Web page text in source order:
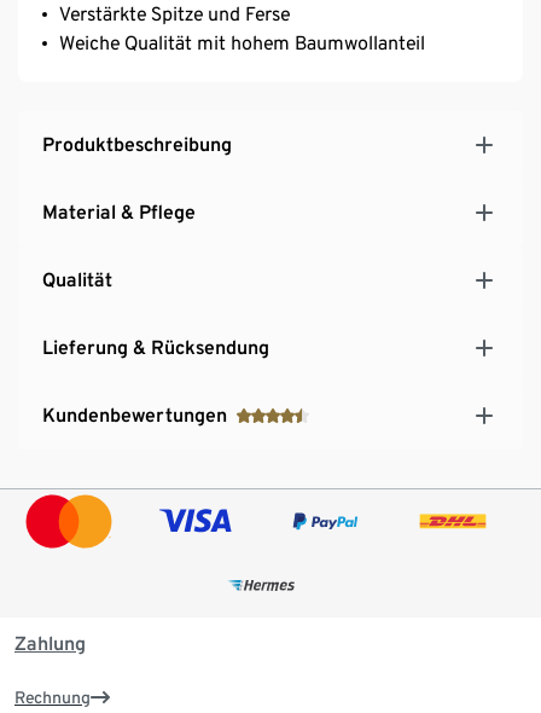
Verstärkte Spitze und Ferse
Weiche Qualität mit hohem Baumwollanteil
Produktbeschreibung
Material & Pflege
Qualität
Lieferung & Rücksendung
Kundenbewertungen
Zahlung
Rechnung